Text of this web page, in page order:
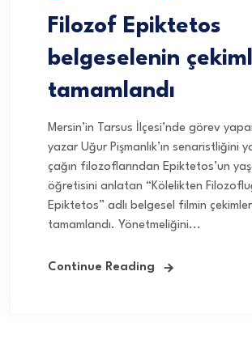
Filozof Epiktetos
belgeselenin
tamamlandı
Mersin’in Tarsus İlçesi’nde görev
yazar Uğur Pişmanlık’ın senaristliğini
çağın filozoflarından Epiktetos’un
öğretisini anlatan “Kölelikten
Epiktetos” adlı belgesel filmin
tamamlandı. Yönetmeliğini...
Continue Reading